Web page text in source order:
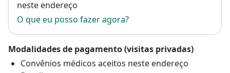
neste endereço
O que eu posso fazer agora?
Modalidades de pagamento (visitas privadas)
Convênios médicos aceitos neste endereço